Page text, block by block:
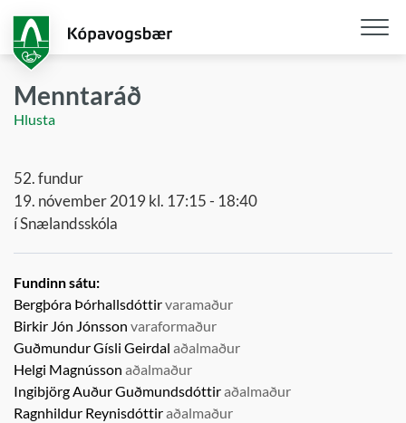
aðalefni
Menntaráð
Hlusta
52. fundur
19. nóvember 2019 kl. 17:15 - 18:40
í Snælandsskóla
Fundinn sátu:
Bergþóra Þórhallsdóttirvaramaður
Birkir Jón Jónsson varaformaður
Guðmundur Gísli Geirdal aðalmaður
Helgi Magnússon aðalmaður
Ingibjörg Auður Guðmundsdóttiraðalmaður
Ragnhildur Reynisdóttiraðalmaður
Opna